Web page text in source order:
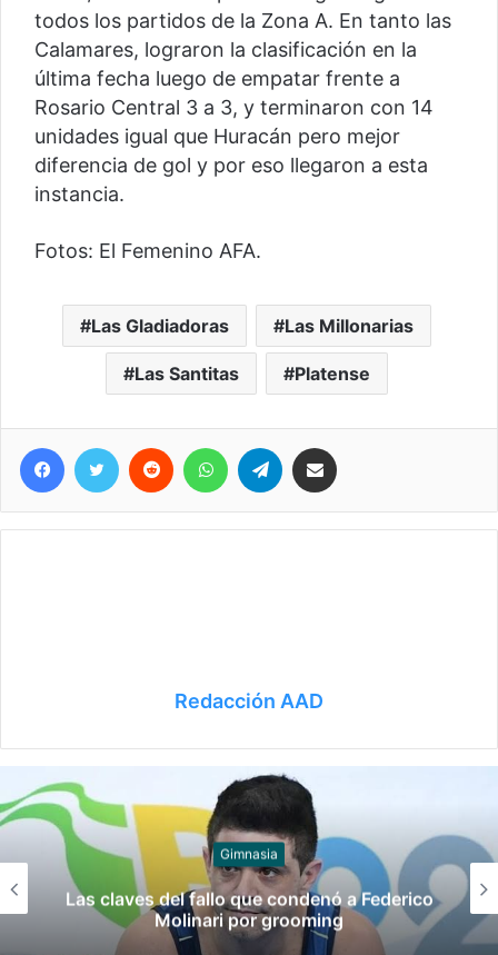
todos los partidos de la Zona A. En tanto las
Calamares, lograron la clasificación en la
última fecha luego de empatar frente a
Rosario Central 3 a 3, y terminaron con 14
unidades igual que Huracán pero mejor
diferencia de gol y por eso llegaron a esta
instancia.
Fotos: El Femenino AFA.
Las Gladiadoras Las Millonarias
Las Santitas Platense
Facebook
Twitter Reddit WhatsAppTelegram
Redacción AAD
Juegos
Late el Sur: la canción de los Juegos
Suramericanos compuesta por mujeres